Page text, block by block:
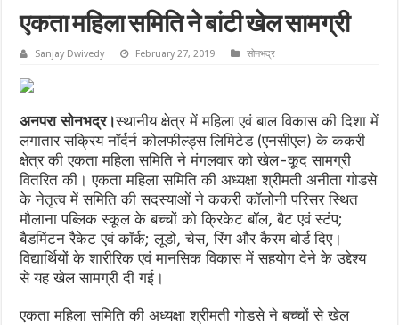
एकता महिला समिति ने बांटी खेल सामग्री
Sanjay Dwivedy February 27, 2019 सोनभद्र
अनपरा सोनभद्र।स्थानीय क्षेत्र में महिला एवं बाल विकास की दिशा में
लगातार सक्रिय नॉर्दर्न कोलफील्ड्स लिमिटेड (एनसीएल) के ककरी
क्षेत्र की एकता महिला समिति ने मंगलवार को खेल-कूद सामग्री
वितरित की। एकता महिला समिति की अध्यक्षा श्रीमती अनीता गोडसे
के नेतृत्व में समिति की सदस्याओं ने ककरी कॉलोनी परिसर स्थित
मौलाना पब्लिक स्कूल के बच्चों को क्रिकेट बॉल, बैट एवं स्टंप;
बैडमिंटन रैकेट एवं कॉर्क; लूडो, चेस, रिंग और कैरम बोर्ड दिए।
विद्यार्थियों के शारीरिक एवं मानसिक विकास में सहयोग देने के उद्देश्य
से यह खेल सामग्री दी गई।
एकता महिला समिति की अध्यक्षा श्रीमती गोडसे ने बच्चों से खेल